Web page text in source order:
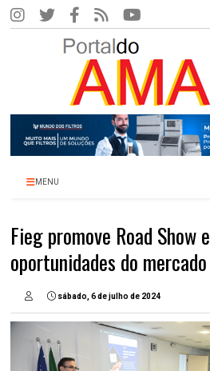
MENU
Fieg promove Road Show
oportunidades do
sábado, 6 de julho de 2024